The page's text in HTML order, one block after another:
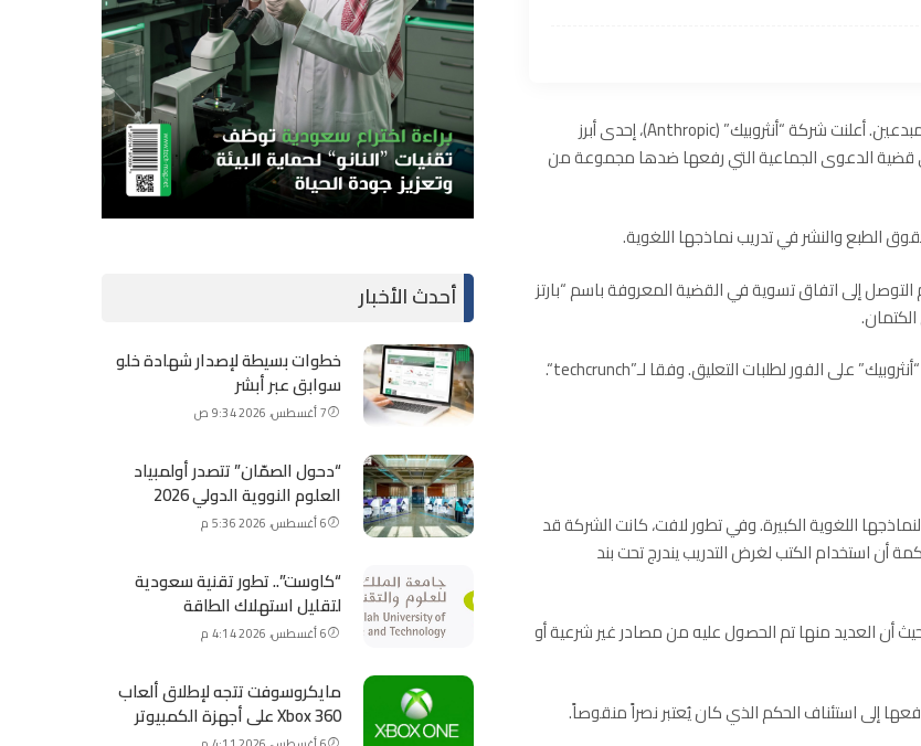
في خضم المعركة المحتدمة بين عمالقة الذكاء الاصطناعي وحقوق المبدعين. أعلنت شركة “أنثروبيك” (Anthropic)، إحدى أبرز
قضية الدعوى الجماعية التي رفعها ضدها مجموعة من
الطبع والنشر في تدريب نماذجها اللغوية.
التوصل إلى اتفاق تسوية في القضية المعروفة باسم “بارتز
على الفور لطلبات التعليق. وفقا لـ”techcrunch
“.
اللغوية الكبيرة. وفي تطور لافت، كانت الشركة قد
أن استخدام الكتب لغرض التدريب يندرج تحت بند
أن العديد منها تم الحصول عليه من مصادر غير شرعية أو
إلى استئناف الحكم الذي كان يُعتبر نصراً منقوصاً.
أحدث الأخبار
خطوات بسيطة لإصدار شهادة خلو
سوابق عبر أبشر
7 أغسطس، 2026 9:34 ص
“دحول الصمّان” تتصدر أولمبياد
العلوم النووية الدولي 2026
6 أغسطس، 2026 5:36 م
“كاوست”.. تطور تقنية سعودية
لتقليل استهلاك الطاقة
6 أغسطس، 2026 4:14 م
مايكروسوفت تتجه لإطلاق ألعاب
Xbox 360 على أجهزة الكمبيوتر